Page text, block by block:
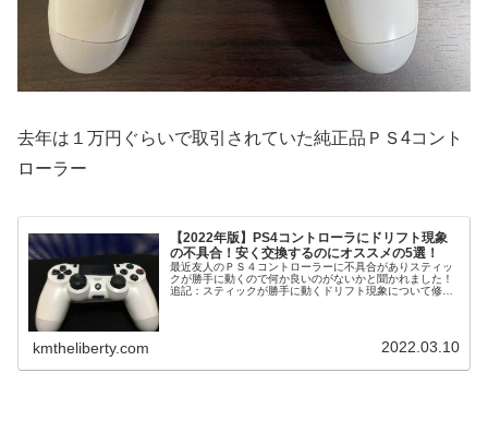
去年は１万円ぐらいで取引されていた純正品ＰＳ4コント
ローラー
【2022年版】PS4コントローラにドリフト現象
の不具合！安く交換するのにオススメの5選！
最近友人のＰＳ４コントローラーに不具合がありスティッ
クが勝手に動くので何か良いのがないかと聞かれました！
追記：スティックが勝手に動くドリフト現象について修理
kmtheliberty.com 2022.03.10